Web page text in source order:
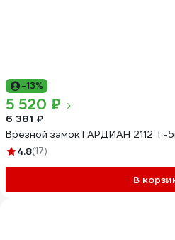
-13%
5 520 ₽
6 381 ₽
Врезной замок ГАРДИАН 2112 Т-
4.8(17)
В